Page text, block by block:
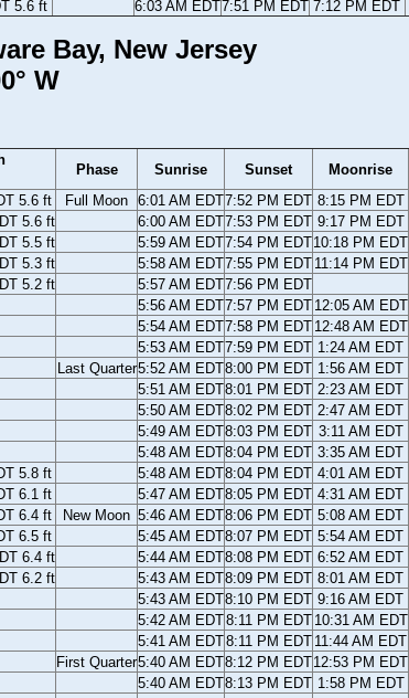
5.6 ft 6:03 AM EDT7:51 PM EDT 7:12 PM EDT
Bay, New Jersey
W
Phase Sunrise Sunset Moonrise
5.6 ft Full Moon 6:01 AM EDT7:52 PM EDT 8:15 PM EDT
5.6 ft 6:00 AM EDT7:53 PM EDT 9:17 PM EDT
5.5 ft 5:59 AM EDT7:54 PM EDT10:18 PM EDT
5.3 ft 5:58 AM EDT7:55 PM EDT 11:14 PM EDT
5.2 ft 5:57 AM EDT7:56 PM EDT
5:56 AM EDT7:57 PM EDT 12:05 AM EDT
5:54 AM EDT7:58 PM EDT 12:48 AM EDT
5:53 AM EDT7:59 PM EDT 1:24 AM EDT
Last Quarter5:52 AM EDT8:00 PM EDT 1:56 AM EDT
5:51 AM EDT8:01 PM EDT 2:23 AM EDT
5:50 AM EDT8:02 PM EDT 2:47 AM EDT
5:49 AM EDT8:03 PM EDT 3:11 AM EDT
5:48 AM EDT8:04 PM EDT 3:35 AM EDT
5.8 ft 5:48 AM EDT8:04 PM EDT 4:01 AM EDT
6.1 ft 5:47 AM EDT8:05 PM EDT 4:31 AM EDT
6.4 ft New Moon 5:46 AM EDT8:06 PM EDT 5:08 AM EDT
6.5 ft 5:45 AM EDT8:07 PM EDT 5:54 AM EDT
6.4 ft 5:44 AM EDT8:08 PM EDT 6:52 AM EDT
6.2 ft 5:43 AM EDT8:09 PM EDT 8:01 AM EDT
5:43 AM EDT8:10 PM EDT 9:16 AM EDT
5:42 AM EDT8:11 PM EDT 10:31 AM EDT
5:41 AM EDT8:11 PM EDT 11:44 AM EDT
First Quarter5:40 AM EDT8:12 PM EDT12:53 PM EDT
5:40 AM EDT8:13 PM EDT 1:58 PM EDT